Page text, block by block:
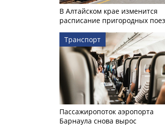
В Алтайском крае изменится
расписание пригородных
Транспорт
Пассажиропоток аэропорта
Барнаула снова вырос